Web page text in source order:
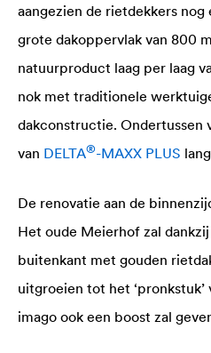
aangezien de rietdekkers nog
grote dakoppervlak van 800
natuurproduct laag per laag
nok met traditionele
dakconstructie.
van DELTA®-MAXX PLUS
De renovatie aan de
Het oude Meierhof zal
buitenkant met gouden
uitgroeien tot het
imago ook een boost zal